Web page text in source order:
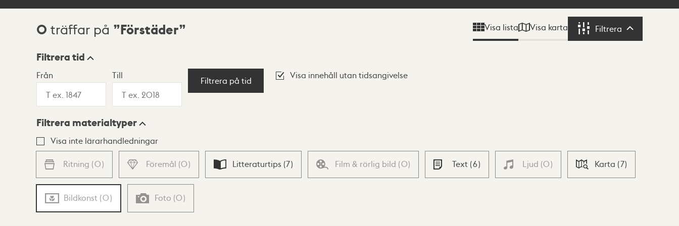
Sökresultat
0 träffar på Förstäder Visa lista Visa karta Filtrera Filtrera
Visningsläge
Lista Karta
Filtrera tid
Från Till
Filtrera på tid
Visa innehåll utan tidsangivelse
Filtrera materialtyper
Visa inte lärarhandledningar
Ritning (0) Föremål (0) Litteraturtips (7) Film & rörlig bild (0) Text (6) Ljud (0) Karta (7)
Bildkonst (0) Foto (0)